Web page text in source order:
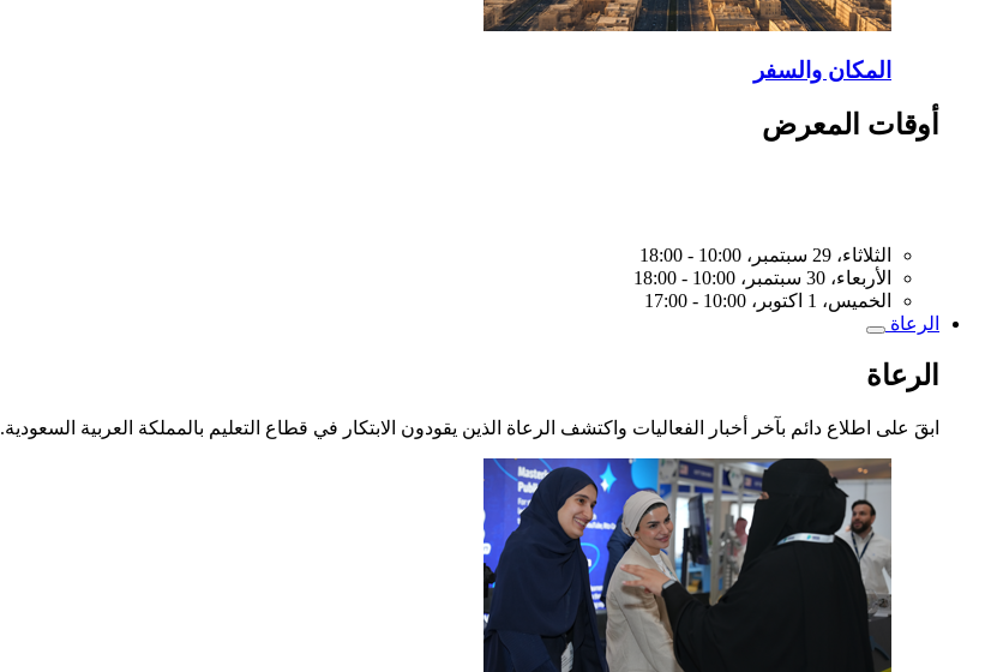
المكان والسفر
أوقات المعرض
الثلاثاء، 29 سبتمبر، 10:00 - 18:00
الأربعاء، 30 سبتمبر، 10:00 - 18:00
الخميس، 1 اكتوبر، 10:00 - 17:00
الرعاة
Toggle
الرعاة
ابقَ على اطلاع دائم بآخر أخبار الفعاليات واكتشف الرعاة الذين يقودون الابتكار في قطاع التعليم بالمملكة العربية السعودية.